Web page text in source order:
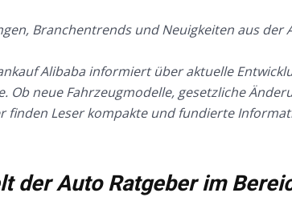
Branchentrends und Neuigkeiten aus der
Alibaba informiert über aktuelle
Ob neue Fahrzeugmodelle, gesetzliche
Leser kompakte und fundierte
der Auto Ratgeber im